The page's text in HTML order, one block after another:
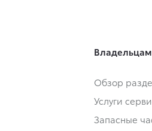
Владельцам
Обзор
Услуги
Запасные